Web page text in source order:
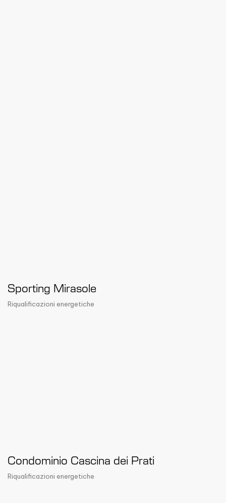
Sporting Mirasole
Riqualificazioni energetiche
Condominio Cascina dei Prati
Riqualificazioni energetiche